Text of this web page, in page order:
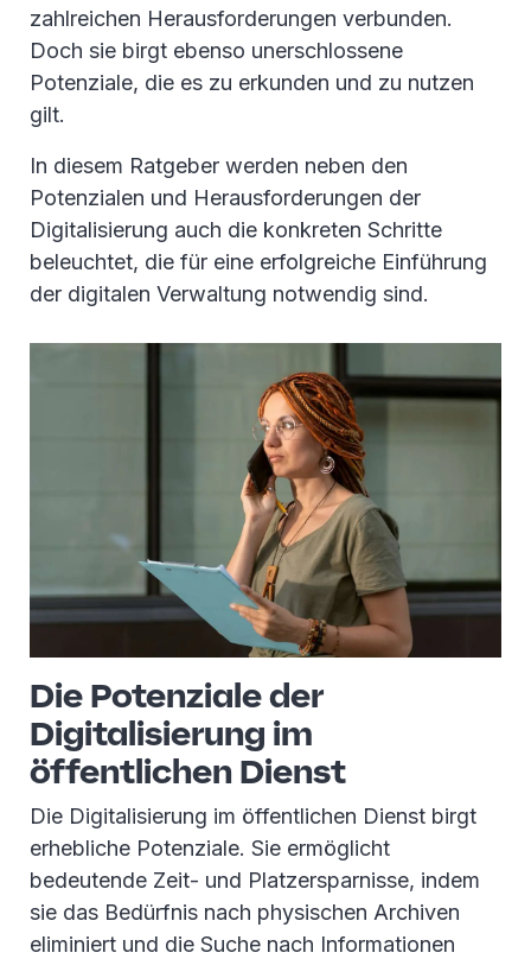
zahlreichen Herausforderungen verbunden.
Doch sie birgt ebenso unerschlossene
Potenziale, die es zu erkunden und zu nutzen
gilt.
In diesem Ratgeber werden neben den
Potenzialen und Herausforderungen der
Digitalisierung auch die konkreten Schritte
beleuchtet, die für eine erfolgreiche Einführung
der digitalen Verwaltung notwendig sind.
Die Potenziale der
Digitalisierung im
öffentlichen Dienst
Die Digitalisierung im öffentlichen Dienst birgt
erhebliche Potenziale. Sie ermöglicht
bedeutende Zeit- und Platzersparnisse, indem
sie das Bedürfnis nach physischen Archiven
eliminiert und die Suche nach Informationen